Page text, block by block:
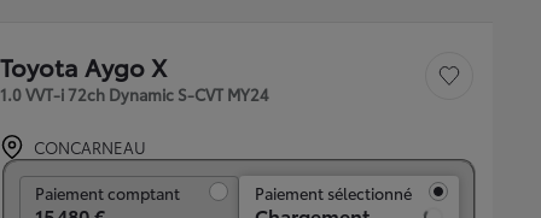
Toyota Aygo X
1.0 VVT-i 72ch Dynamic S-CVT MY24
Sauvegarder le
CONCARNEAU
Paiement comptant Paiement sélectionné